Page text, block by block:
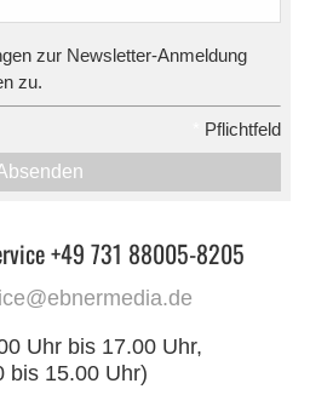
zur Newsletter-Anmeldung
zu.
Pflichtfeld
+49 731 88005-8205
Uhr bis 17.00 Uhr,
bis 15.00 Uhr)